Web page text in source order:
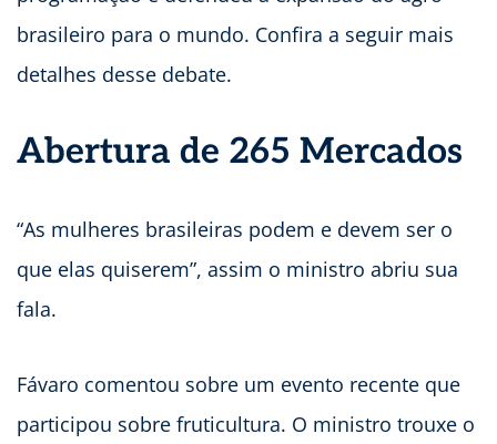
brasileiro para o mundo. Confira a seguir mais
detalhes desse debate.
Abertura de 265 Mercados
“As mulheres brasileiras podem e devem ser o
que elas quiserem”, assim o ministro abriu sua
fala.
Fávaro comentou sobre um evento recente que
participou sobre fruticultura. O ministro trouxe o